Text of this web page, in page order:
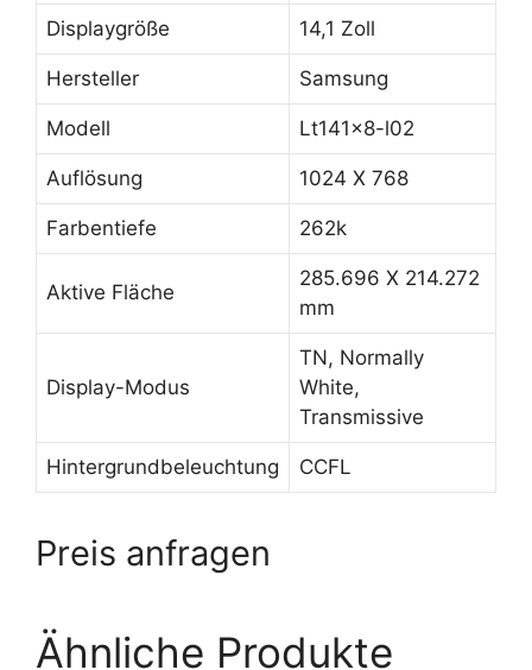
Displaygröße 14,1 Zoll
Hersteller Samsung
Modell Lt141x8-l02
Auflösung 1024 X 768
Farbentiefe 262k
Aktive Fläche
285.696 X 214.272
mm
Display-Modus
TN, Normally
White,
Transmissive
Hintergrundbeleuchtung CCFL
Preis anfragen
Ähnliche Produkte